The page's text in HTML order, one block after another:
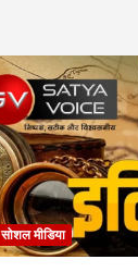
सोशल मीडिया